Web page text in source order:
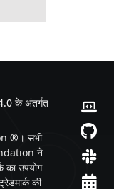
के अंतर्गत
®। सभी
ने
का उपयोग
की